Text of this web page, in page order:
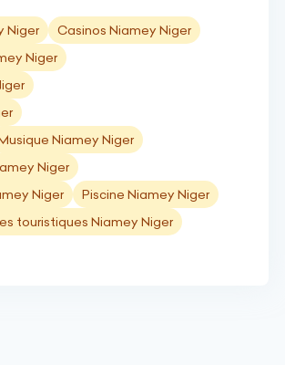
Niger
Casinos Niamey Niger
Niger
Niamey Niger
Niger
Niger
Piscine Niamey Niger
touristiques Niamey Niger